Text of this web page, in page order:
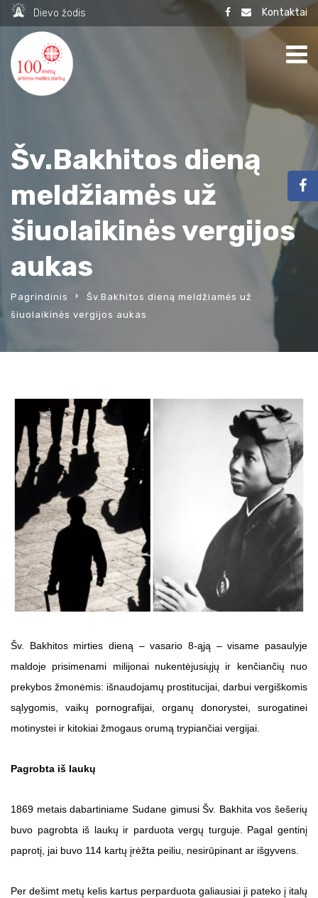
Dievo žodis Kontaktai
Šv.Bakhitos dieną
meldžiamės už
šiuolaikinės vergijos
aukas
Pagrindinis
Šv.Bakhitos dieną meldžiamės už
šiuolaikinės vergijos aukas
Šv. Bakhitos mirties dieną – vasario 8-ąją – visame pasaulyje
maldoje prisimenami milijonai nukentėjusiųjų ir kenčiančių nuo
prekybos žmonėmis: išnaudojamų prostitucijai, darbui vergiškomis
sąlygomis, vaikų pornografijai, organų donorystei, surogatinei
motinystei ir kitokiai žmogaus orumą trypiančiai vergijai.
Pagrobta iš laukų
1869 metais dabartiniame Sudane gimusi Šv. Bakhita vos šešerių
buvo pagrobta iš laukų ir parduota vergų turguje. Pagal gentinį
paprotį, jai buvo 114 kartų įrėžta peiliu, nesirūpinant ar išgyvens.
Per dešimt metų kelis kartus perparduota galiausiai ji pateko į italų